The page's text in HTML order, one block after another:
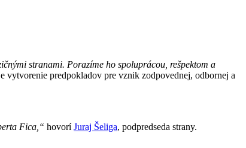
stranami. Porazíme ho spoluprácou, rešpektom a
vytvorenie predpokladov pre vznik zodpovednej, odbornej a
Fica,“ hovoríJuraj Šeliga, podpredseda strany.